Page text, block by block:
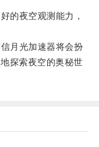
夜空观测能力，
月光加速器将会扮
探索夜空的奥秘世